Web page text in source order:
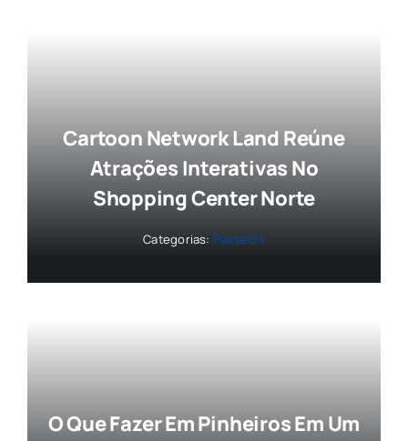
Cartoon Network Land Reúne
Atrações Interativas No
Shopping Center Norte
Categorias: Passeios
O Que Fazer Em Pinheiros Em Um